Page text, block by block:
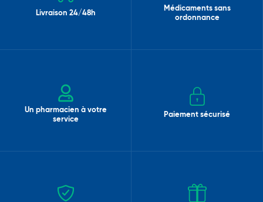
Livraison 24/48h
Médicaments sans
ordonnance
Un pharmacien à votre
service
Paiement sécurisé